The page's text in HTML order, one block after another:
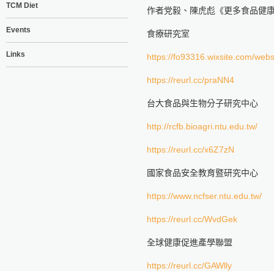
TCM Diet
Events
Links
作者党毅、陳虎彪《更多食品健
食療研究室
https://fo93316.wixsite.com/
https://reurl.cc/praNN4
台大食品與生物分子研究中心
http://rcfb.bioagri.ntu.edu.tw/
https://reurl.cc/x6Z7zN
國家食品安全教育暨研究中心
https://www.ncfser.ntu.edu.tw/
https://reurl.cc/WvdGek
全球健康促進產學聯盟
https://reurl.cc/GAWlly